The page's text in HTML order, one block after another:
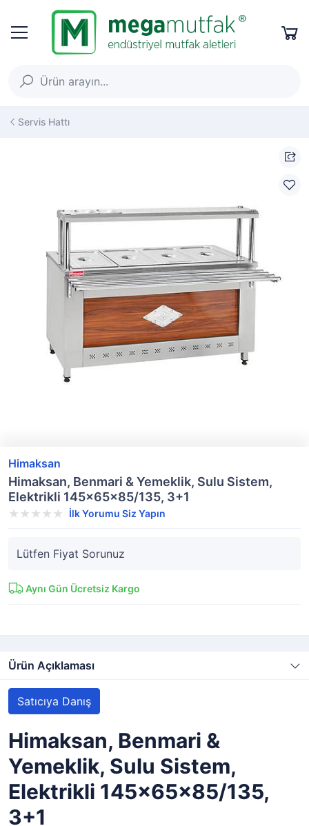
Servis Hattı
Himaksan
Himaksan, Benmari & Yemeklik, Sulu Sistem,
Elektrikli 145x65x85/135, 3+1
İlk Yorumu Siz Yapın
Lütfen Fiyat Sorunuz
Aynı Gün Ücretsiz Kargo
Ürün Açıklaması
Satıcıya Danış
Himaksan, Benmari &
Yemeklik, Sulu Sistem,
Elektrikli 145x65x85/135,
3+1